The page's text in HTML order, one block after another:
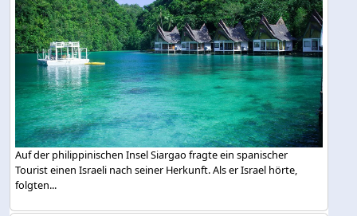
Auf der philippinischen Insel Siargao fragte ein spanischer
Tourist einen Israeli nach seiner Herkunft. Als er Israel hörte,
folgten...